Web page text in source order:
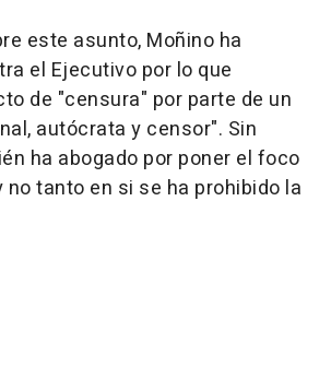
este asunto, Moñino ha
el Ejecutivo por lo que
de "censura" por parte de un
autócrata y censor". Sin
ha abogado por poner el foco
no tanto en si se ha prohibido la